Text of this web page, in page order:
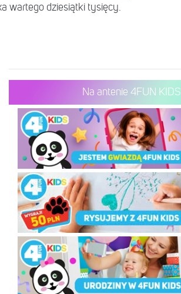
wartego dziesiątki tysięcy.
Na antenie 4FUN KIDS